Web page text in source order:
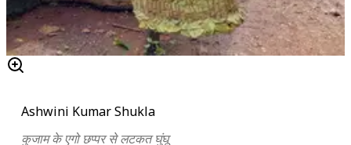
Ashwini Kumar Shukla
कुजाम के एगो छप्पर से लटकत घुंघू